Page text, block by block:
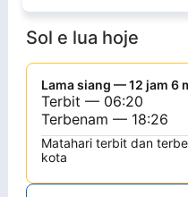
Sol e lua hoje
Lama siang — 12 jam 6
Terbit — 06:20
Terbenam — 18:26
Matahari terbit dan
kota